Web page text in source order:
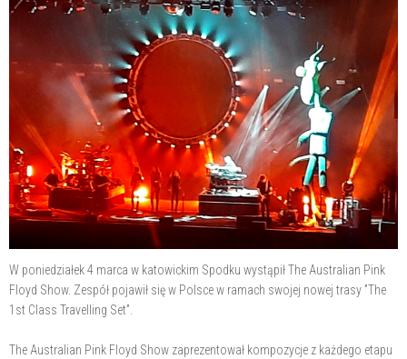
W poniedziałek 4 marca w katowickim Spodku wystąpił The Australian Pink
Floyd Show. Zespół pojawił się w Polsce w ramach swojej nowej trasy ”The
1st Class Travelling Set”.
The Australian Pink Floyd Show zaprezentował kompozycje z każdego etapu